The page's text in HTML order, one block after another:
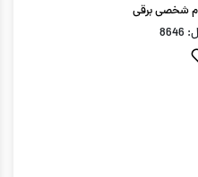
شخصی برقی